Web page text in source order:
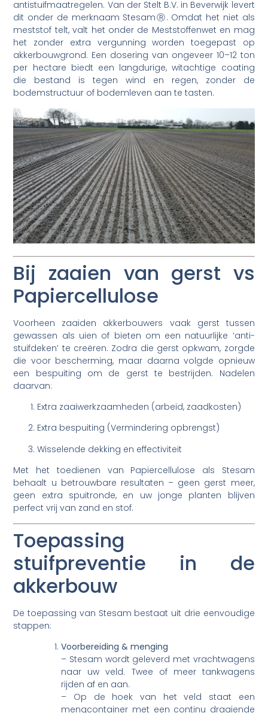
antistuifmaatregelen. Van der Stelt B.V. in Beverwijk levert
dit onder de merknaam StesamⓇ. Omdat het niet als
meststof telt, valt het onder de Meststoffenwet en mag
het zonder extra vergunning worden toegepast op
akkerbouwgrond. Een dosering van ongeveer 10–12 ton
per hectare biedt een langdurige, witachtige coating
die bestand is tegen wind en regen, zonder de
bodemstructuur of bodemleven aan te tasten.
Bij zaaien van gerst vs
Papiercellulose
Voorheen zaaiden akkerbouwers vaak gerst tussen
gewassen als uien of bieten om een natuurlijke ‘anti-
stuifdeken’ te creëren. Zodra die gerst opkwam, zorgde
die voor bescherming, maar daarna volgde opnieuw
een bespuiting om de gerst te bestrijden. Nadelen
daarvan:
Extra zaaiwerkzaamheden (arbeid, zaadkosten)
Extra bespuiting (Vermindering opbrengst)
Wisselende dekking en effectiviteit
Met het toedienen van Papiercellulose als Stesam
behaalt u betrouwbare resultaten – geen gerst meer,
geen extra spuitronde, en uw jonge planten blijven
perfect vrij van zand en stof.
Toepassing
stuifpreventie in de
akkerbouw
De toepassing van Stesam bestaat uit drie eenvoudige
stappen:
Voorbereiding & menging
– Stesam wordt geleverd met vrachtwagens
naar uw veld. Twee of meer tankwagens
rijden af en aan.
– Op de hoek van het veld staat een
mengcontainer met een continu draaiende